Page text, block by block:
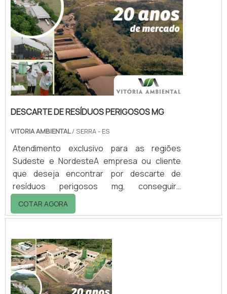
DESCARTE DE RESÍDUOS PERIGOSOS MG
VITORIA AMBIENTAL/ SERRA - ES
Atendimento exclusivo para as regiões
Sudeste e NordesteA empresa ou cliente
que deseja encontrar por descarte de
resíduos perigosos mg, conseguirá
encontrar no website da Vitória Ambiental.
Realizando uma cotação por meio da
descobrindo a melhor referência em
qualidade do mercado.Quando a questão é
descarte de resíduos perigosos mg, com a
equipe da Vitória Ambiental conseguirá
proteção com comp...
COTAR AGORA